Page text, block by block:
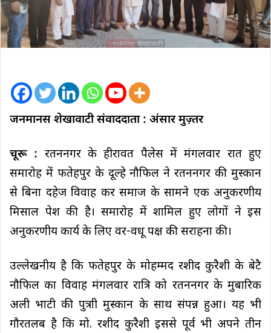
जनमानस शेखावाटी संवाददाता : अंसार मुज़्तर
चूरू : रतननगर के हीरावत पैलेस में मंगलवार रात हुए
समारोह में फतेहपुर के दूल्हे नौफिल ने रतननगर की मुस्कान
से बिना दहेज विवाह कर समाज के सामने एक अनुकरणीय
मिसाल पेश की है। समारोह में शामिल हुए लोगों ने इस
अनुकरणीय कार्य के लिए वर-वधू पक्ष की सराहना की।
उल्लेखनीय है कि फतेहपुर के मोहम्मद रशीद कुरैशी के बेटै
नौफिल का विवाह मंगलवार रात्रि को रतननगर के मुबारिक
अली भाटी की पुत्राी मुस्कान के साथ संपन्न हुआ। यह भी
गौरतलब है कि मो. रशीद कुरैशी इससे पूर्व भी अपने तीन